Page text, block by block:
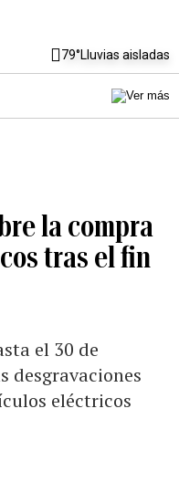
79°Lluvias aisladas
la compra
tras el fin
el 30 de
desgravaciones
eléctricos